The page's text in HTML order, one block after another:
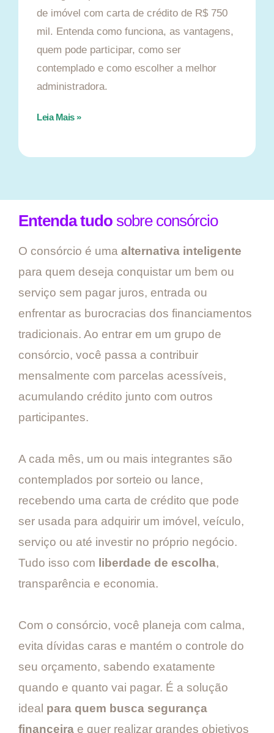
de imóvel com carta de crédito de R$ 750
mil. Entenda como funciona, as vantagens,
quem pode participar, como ser
contemplado e como escolher a melhor
administradora.
Leia Mais »
Entenda tudo sobre consórcio
O consórcio é uma alternativa inteligente
para quem deseja conquistar um bem ou
serviço sem pagar juros, entrada ou
enfrentar as burocracias dos financiamentos
tradicionais. Ao entrar em um grupo de
consórcio, você passa a contribuir
mensalmente com parcelas acessíveis,
acumulando crédito junto com outros
participantes.
A cada mês, um ou mais integrantes são
contemplados por sorteio ou lance,
recebendo uma carta de crédito que pode
ser usada para adquirir um imóvel, veículo,
serviço ou até investir no próprio negócio.
Tudo isso com liberdade de escolha,
transparência e economia.
Com o consórcio, você planeja com calma,
evita dívidas caras e mantém o controle do
seu orçamento, sabendo exatamente
quando e quanto vai pagar. É a solução
ideal para quem busca segurança
financeira e quer realizar grandes objetivos